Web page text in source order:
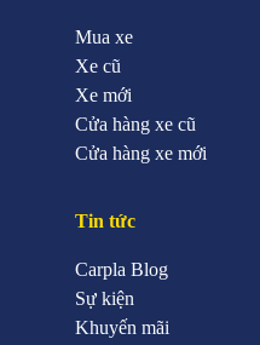
Mua xe
Xe cũ
Xe mới
Cửa hàng xe cũ
Cửa hàng xe mới
Tin tức
Carpla Blog
Sự kiện
Khuyến mãi